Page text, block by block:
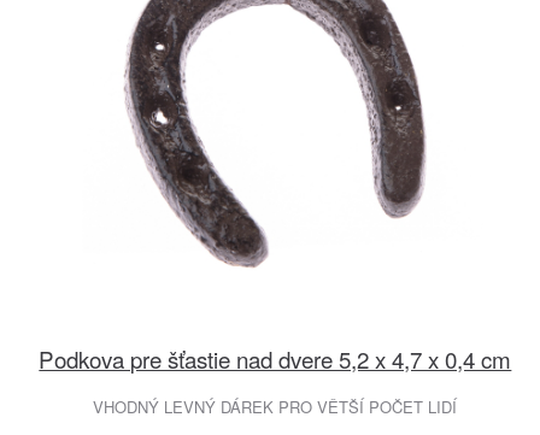
Podkova pre šťastie nad dvere 5,2 x 4,7 x 0,4 cm
VHODNÝ LEVNÝ DÁREK PRO VĚTŠÍ POČET LIDÍ